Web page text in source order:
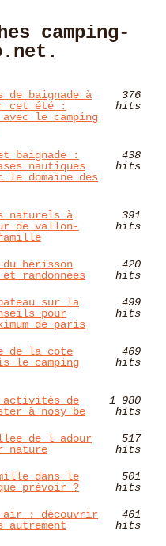
camping-
de baignade à
cet été :
le camping
376
hits
baignade :
nautiques
le domaine des
438
hits
naturels à
de vallon-
391
hits
du hérisson
randonnées
420
hits
sur la
pour
de paris
499
hits
de la cote
le camping
469
hits
activités de
à nosy be
1 980
hits
de l adour
nature
517
hits
dans le
prévoir ?
501
hits
air : découvrir
autrement
461
hits